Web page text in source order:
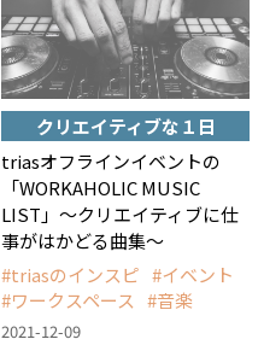
クリエイティブな１日
triasオフラインイベントの
「WORKAHOLIC MUSIC
LIST」〜クリエイティブに仕
事がはかどる曲集〜
triasのインスピ
イベント
ワークスペース
音楽
2021-12-09